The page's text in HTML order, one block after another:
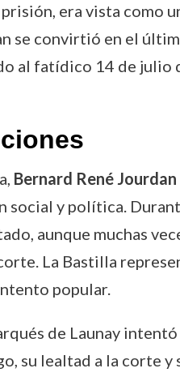
era vista como
se convirtió en el
al fatídico 14 de julio
Bernard René Jourdan
y política.
aunque muchas
La Bastilla
popular.
de Launay
su lealtad a la corte